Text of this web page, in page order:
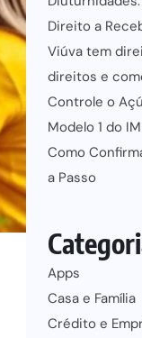
Direito a
Viúva tem
direitos e
Controle o
Modelo 1 do
Como
a Passo
Apps
Casa e Família
Crédito e